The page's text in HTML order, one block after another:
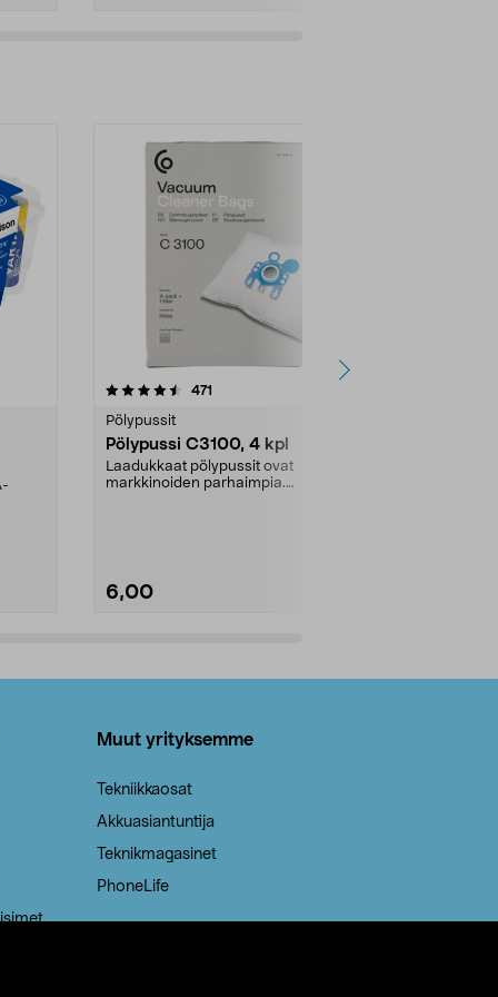
471
Pölypussit
Pölypussi C3100, 4 kpl
Laadukkaat pölypussit ovat
markkinoiden parhaimpia.
6,00
4.5viidestä
Muut yrityksemme
Tekniikkaosat
Akkuasiantuntija
Teknikmagasinet
PhoneLife